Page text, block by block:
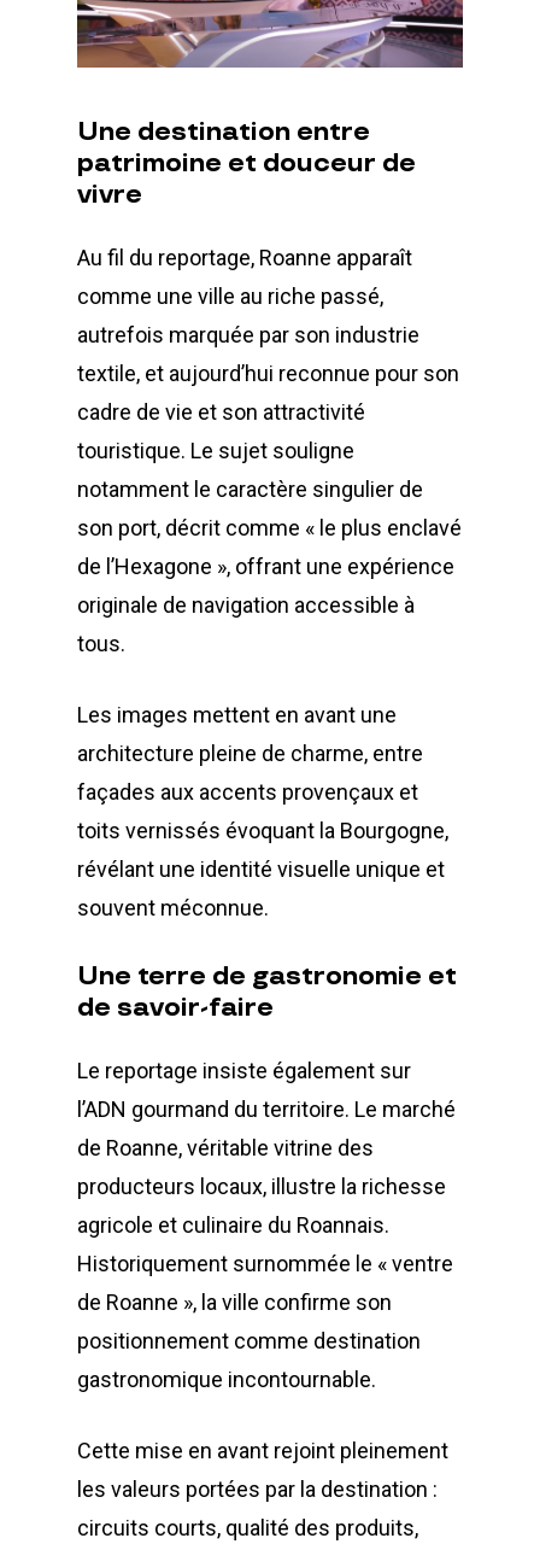
Une destination entre
patrimoine et douceur de
vivre
Au fil du reportage, Roanne apparaît
comme une ville au riche passé,
autrefois marquée par son industrie
textile, et aujourd’hui reconnue pour son
cadre de vie et son attractivité
touristique. Le sujet souligne
notamment le caractère singulier de
son port, décrit comme « le plus enclavé
de l’Hexagone », offrant une expérience
originale de navigation accessible à
tous.
Les images mettent en avant une
architecture pleine de charme, entre
façades aux accents provençaux et
toits vernissés évoquant la Bourgogne,
révélant une identité visuelle unique et
souvent méconnue.
Une terre de gastronomie et
de savoir-faire
Le reportage insiste également sur
l’ADN gourmand du territoire. Le marché
de Roanne, véritable vitrine des
producteurs locaux, illustre la richesse
agricole et culinaire du Roannais.
Historiquement surnommée le « ventre
de Roanne », la ville confirme son
positionnement comme destination
gastronomique incontournable.
Cette mise en avant rejoint pleinement
les valeurs portées par la destination :
circuits courts, qualité des produits,